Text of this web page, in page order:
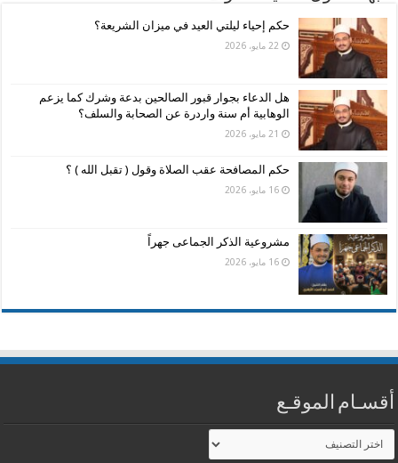
حكم إحياء ليلتي العيد في ميزان الشريعة؟
22 مايو، 2026
هل الدعاء بجوار قبور الصالحين بدعة وشرك كما يزعم
الوهابية أم سنة واردرة عن الصحابة والسلف؟
21 مايو، 2026
حكم المصافحة عقب الصلاة وقول ( تقبل الله ) ؟
16 مايو، 2026
مشروعية الذكر الجماعى جهراً
16 مايو، 2026
أقسـام الموقـع
أقسـام
الموقـع